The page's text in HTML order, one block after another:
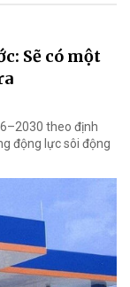
Sẽ có một
theo định
động lực sôi động